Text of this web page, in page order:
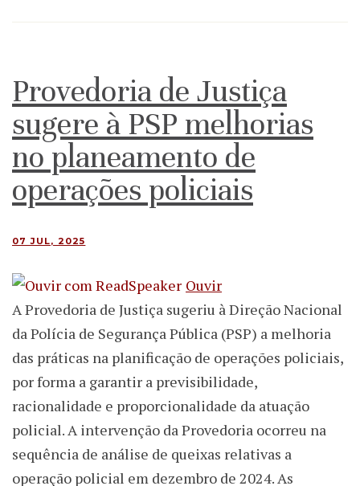
Provedoria de Justiça
sugere à PSP melhorias
no planeamento de
operações policiais
07 JUL, 2025
Ouvir
A Provedoria de Justiça sugeriu à Direção Nacional
da Polícia de Segurança Pública (PSP) a melhoria
das práticas na planificação de operações policiais,
por forma a garantir a previsibilidade,
racionalidade e proporcionalidade da atuação
policial. A intervenção da Provedoria ocorreu na
sequência de análise de queixas relativas a
operação policial em dezembro de 2024. As